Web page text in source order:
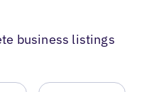
business listings